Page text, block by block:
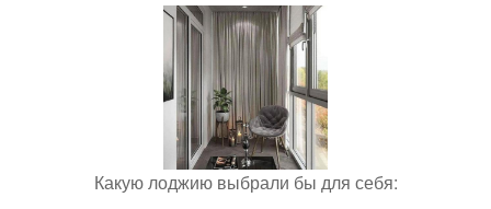
Какую лоджию выбрали бы для себя: